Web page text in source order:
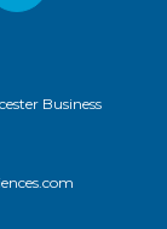
Business